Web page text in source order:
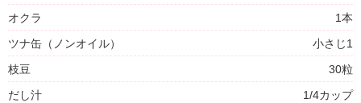
オクラ
1本
ツナ缶（ノンオイル）
小さじ1
枝豆
30粒
だし汁
1/4カップ